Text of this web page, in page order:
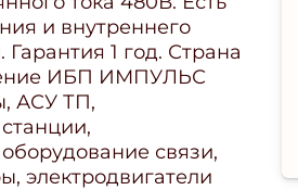
и внутреннего
1 год. Страна
ИБП ИМПУЛЬС
АСУ ТП,
связи,
электродвигатели